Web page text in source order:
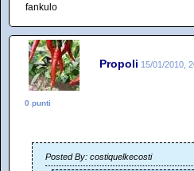
fankulo
Propoli 15/01/2010,
0 punti
Posted By: costiquelkecosti